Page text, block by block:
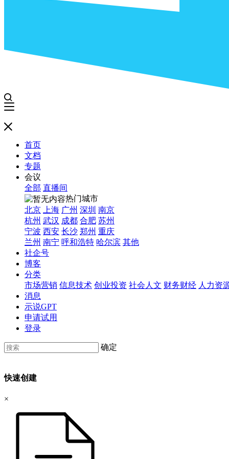
首页
文档
专题
会议
全部 直播间
热门城市
北京
上海 广州 深圳 南京
杭州 武汉 成都 合肥 苏州
宁波 西安 长沙 郑州 重庆
兰州 南宁 呼和浩特 哈尔滨 其他
社企号
博客
分类
市场营销 信息技术 创业投资 社会人文 财务财经 人力资
消息
示说GPT
申请试用
登录
确定
快速创建
×